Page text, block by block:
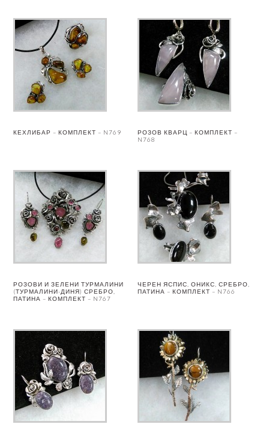
КЕХЛИБАР – КОМПЛЕКТ – N769
РОЗОВ КВАРЦ – КОМПЛЕКТ –
N768
РОЗОВИ И ЗЕЛЕНИ ТУРМАЛИНИ
(ТУРМАЛИНИ-ДИНЯ) СРЕБРО,
ПАТИНА – КОМПЛЕКТ – N767
ЧЕРЕН ЯСПИС, ОНИКС, СРЕБРО,
ПАТИНА – КОМПЛЕКТ – N766